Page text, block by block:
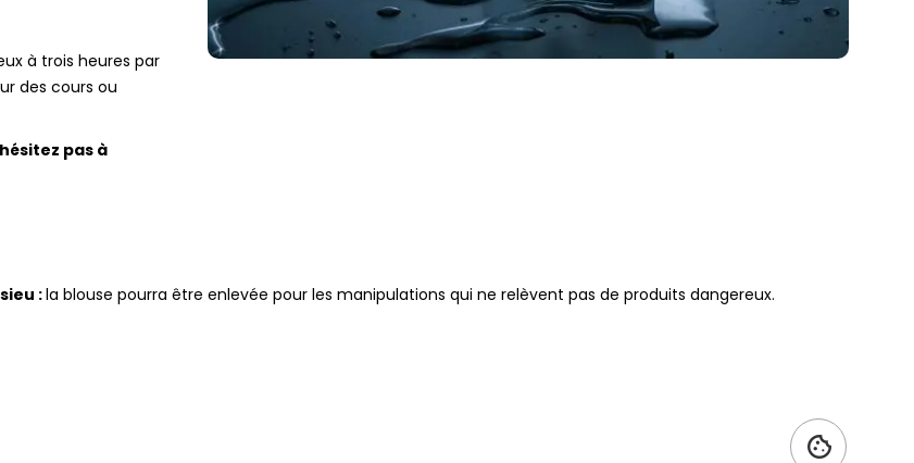
à trois heures par
des cours ou
pas à
:la blouse pourra être enlevée pour les manipulations qui ne relèvent pas de produits dangereux.